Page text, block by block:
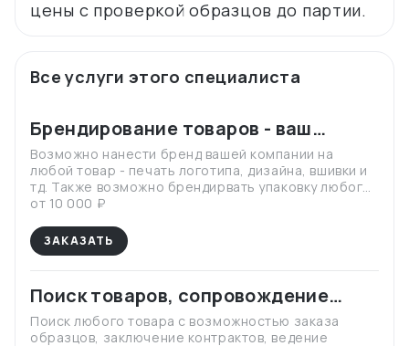
Все услуги этого специалиста
Брендирование товаров - ваш
дизайн и логотип
Возможно нанести бренд вашей компании на
любой товар - печать логотипа, дизайна, вшивки и
тд. Также возможно брендирвать упаковку любого
формата по очень выгодным условиям.
от 10 000 ₽
ЗАКАЗАТЬ
Поиск товаров, сопровождение
сделки, контроль качества
Поиск любого товара с возможностью заказа
образцов, заключение контрактов, ведение